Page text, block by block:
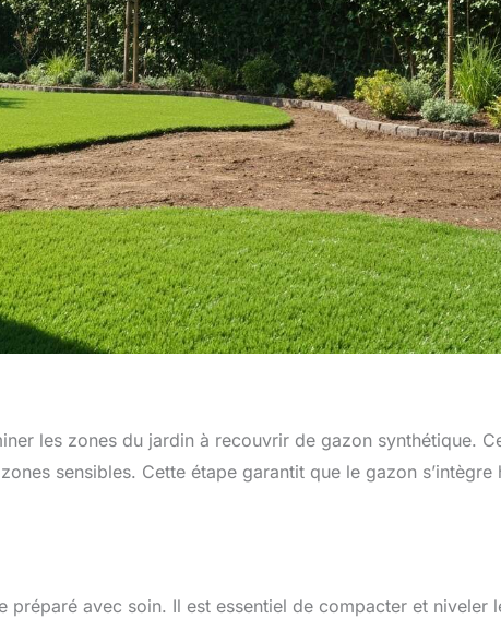
les zones du jardin à recouvrir de gazon synthétique.
sensibles. Cette étape garantit que le gazon s’intègre
avec soin. Il est essentiel de compacter et niveler